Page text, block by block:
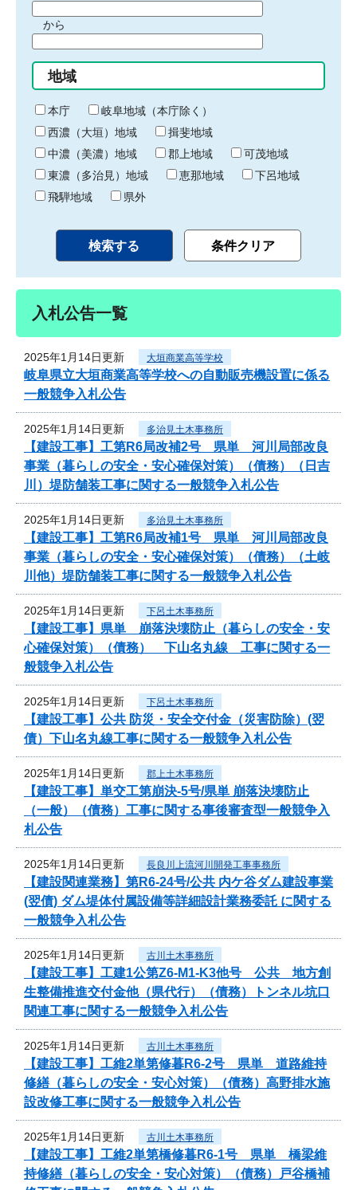
間
始
り
から
間
終
わ
り
地域
本庁
岐阜地域（本庁除く）
西濃（大垣）地域
揖斐地域
中濃（美濃）地域
郡上地域
可茂地域
東濃（多治見）地域
恵那地域
下呂地域
飛騨地域
県外
入札公告一覧
2025年1月14日更新 大垣商業高等学校
岐阜県立大垣商業高等学校への自動販売機設置に係る
一般競争入札公告
2025年1月14日更新 多治見土木事務所
【建設工事】工第R6局改補2号 県単 河川局部改良
事業（暮らしの安全・安心確保対策）（債務）（日吉
川）堤防舗装工事に関する一般競争入札公告
2025年1月14日更新 多治見土木事務所
【建設工事】工第R6局改補1号 県単 河川局部改良
事業（暮らしの安全・安心確保対策）（債務）（土岐
川他）堤防舗装工事に関する一般競争入札公告
2025年1月14日更新 下呂土木事務所
【建設工事】県単 崩落決壊防止（暮らしの安全・安
心確保対策）（債務） 下山名丸線 工事に関する一
般競争入札公告
2025年1月14日更新 下呂土木事務所
【建設工事】公共 防災・安全交付金（災害防除）(翌
債）下山名丸線工事に関する一般競争入札公告
2025年1月14日更新 郡上土木事務所
【建設工事】単交工第崩決-5号/県単 崩落決壊防止
（一般）（債務）工事に関する事後審査型一般競争入
札公告
2025年1月14日更新 長良川上流河川開発工事事務所
【建設関連業務】第R6-24号/公共 内ケ谷ダム建設事業
(翌債) ダム堤体付属設備等詳細設計業務委託 に関する
一般競争入札公告
2025年1月14日更新 古川土木事務所
【建設工事】工建1公第Z6-M1-K3他号 公共 地方創
生整備推進交付金他（県代行）（債務）トンネル坑口
関連工事に関する一般競争入札公告
2025年1月14日更新 古川土木事務所
【建設工事】工維2単第修暮R6-2号 県単 道路維持
修繕（暮らしの安全・安心対策）（債務）高野排水施
設改修工事に関する一般競争入札公告
2025年1月14日更新 古川土木事務所
【建設工事】工維2単第橋修暮R6-1号 県単 橋梁維
持修繕（暮らしの安全・安心対策）（債務）戸谷橋補